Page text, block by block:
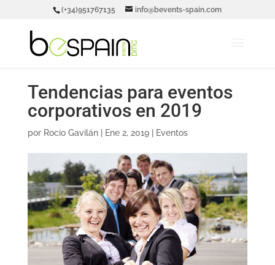
(+34)951767135 info@bevents-spain.com
Tendencias para eventos
corporativos en 2019
por Rocío Gavilán| Ene 2, 2019| Eventos